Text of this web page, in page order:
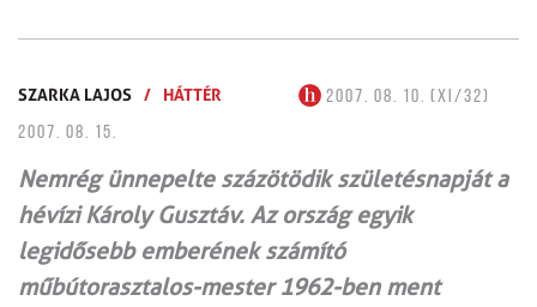
SZARKA LAJOS / HÁTTÉR
2007. 08. 10. (XI/32)
2007. 08. 15.
Nemrég ünnepelte százötödik születésnapját a
hévízi Károly Gusztáv. Az ország egyik
legidősebb emberének számító
műbútorasztalos-mester 1962-ben ment